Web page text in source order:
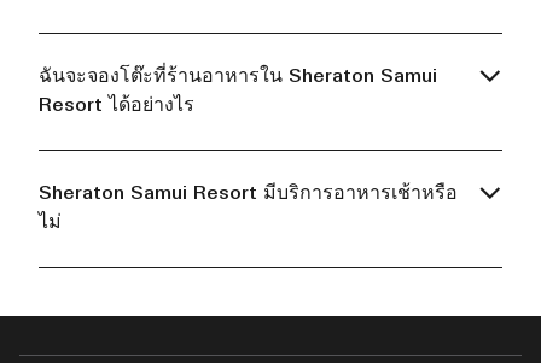
ฉันจะจองโต๊ะที่ร้านอาหารใน Sheraton Samui
Resort ได้อย่างไร
Sheraton Samui Resort มีบริการอาหารเช้าหรือ
ไม่